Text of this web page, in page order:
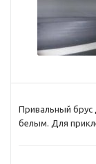
Привальный брус
белым. Для